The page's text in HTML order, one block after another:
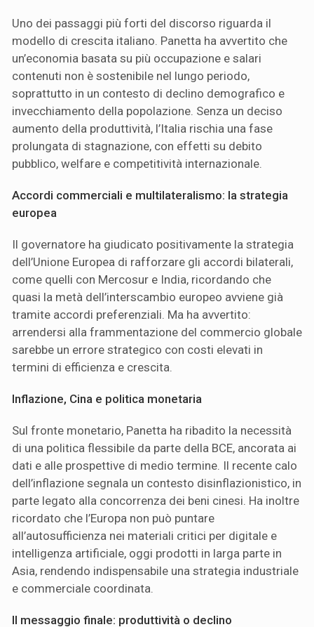
Uno dei passaggi più forti del discorso riguarda il
modello di crescita italiano. Panetta ha avvertito che
un’economia basata su più occupazione e salari
contenuti non è sostenibile nel lungo periodo,
soprattutto in un contesto di declino demografico e
invecchiamento della popolazione. Senza un deciso
aumento della produttività, l’Italia rischia una fase
prolungata di stagnazione, con effetti su debito
pubblico, welfare e competitività internazionale.
Accordi commerciali e multilateralismo: la strategia
europea
Il governatore ha giudicato positivamente la strategia
dell’Unione Europea di rafforzare gli accordi bilaterali,
come quelli con Mercosur e India, ricordando che
quasi la metà dell’interscambio europeo avviene già
tramite accordi preferenziali. Ma ha avvertito:
arrendersi alla frammentazione del commercio globale
sarebbe un errore strategico con costi elevati in
termini di efficienza e crescita.
Inflazione, Cina e politica monetaria
Sul fronte monetario, Panetta ha ribadito la necessità
di una politica flessibile da parte della BCE, ancorata ai
dati e alle prospettive di medio termine. Il recente calo
dell’inflazione segnala un contesto disinflazionistico, in
parte legato alla concorrenza dei beni cinesi. Ha inoltre
ricordato che l’Europa non può puntare
all’autosufficienza nei materiali critici per digitale e
intelligenza artificiale, oggi prodotti in larga parte in
Asia, rendendo indispensabile una strategia industriale
e commerciale coordinata.
Il messaggio finale: produttività o declino